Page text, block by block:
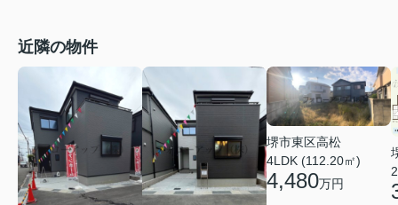
近隣の物件
堺市東区高松
4LDK (112.20㎡)
4,480万円